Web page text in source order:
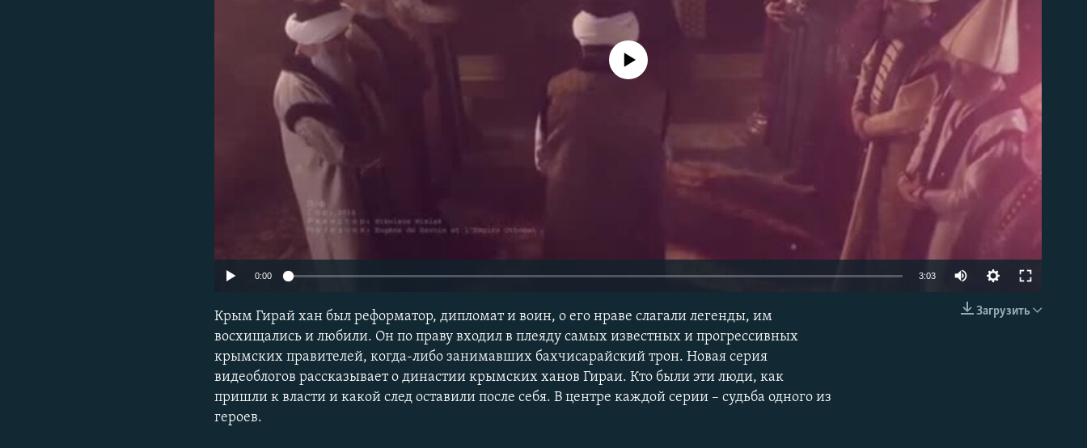
EMBED
No media source currently available
0:00 3:03
Загрузить
Крым Гирай хан был реформатор, дипломат и воин, о его нраве слагали легенды, им
восхищались и любили. Он по праву входил в плеяду самых известных и прогрессивных
крымских правителей, когда-либо занимавших бахчисарайский трон. Новая серия
видеоблогов рассказывает о династии крымских ханов Гираи. Кто были эти люди, как
пришли к власти и какой след оставили после себя. В центре каждой серии – судьба одного из
героев.